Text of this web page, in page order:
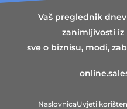
Vaš preglednik
zanimljivosti iz
sve o biznisu, modi,
NaslovnicaUvjeti